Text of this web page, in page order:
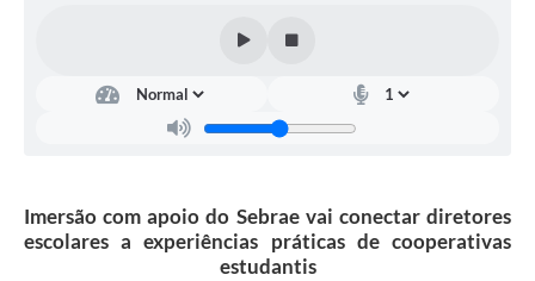
Imersão com apoio do Sebrae vai conectar diretores
escolares a experiências práticas de cooperativas
estudantis